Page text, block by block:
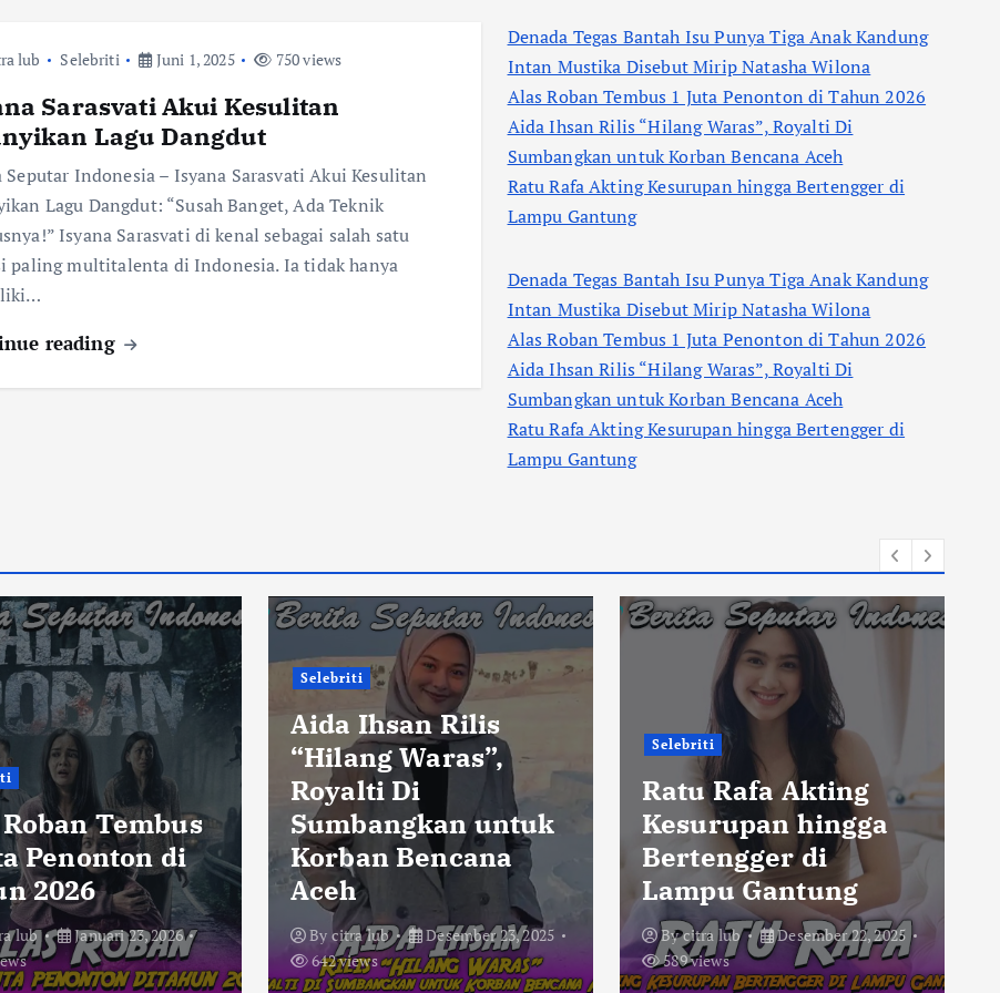
lub Selebriti Juni 1, 2025 750 views
Sarasvati Akui Kesulitan
Lagu Dangdut
Seputar Indonesia – Isyana Sarasvati Akui Kesulitan
Lagu Dangdut: “Susah Banget, Ada Teknik
Isyana Sarasvati di kenal sebagai salah satu
paling multitalenta di Indonesia. Ia tidak hanya
reading
Denada Tegas Bantah Isu Punya Tiga Anak Kandung
Intan Mustika Disebut Mirip Natasha Wilona
Alas Roban Tembus 1 Juta Penonton di Tahun 2026
Aida Ihsan Rilis “Hilang Waras”, Royalti Di
Sumbangkan untuk Korban Bencana Aceh
Ratu Rafa Akting Kesurupan hingga Bertengger di
Lampu Gantung
Denada Tegas Bantah Isu Punya Tiga Anak Kandung
Intan Mustika Disebut Mirip Natasha Wilona
Alas Roban Tembus 1 Juta Penonton di Tahun 2026
Aida Ihsan Rilis “Hilang Waras”, Royalti Di
Sumbangkan untuk Korban Bencana Aceh
Ratu Rafa Akting Kesurupan hingga Bertengger di
Lampu Gantung
Tembus
Penonton di
2026
lub
Januari 23, 2026
Selebriti
Aida Ihsan Rilis
“Hilang Waras”,
Royalti Di
Sumbangkan untuk
Korban Bencana
Aceh
By citra lub
Desember 23, 2025
642 views
Selebriti
Ratu Rafa Akting
Kesurupan hingga
Bertengger di
Lampu Gantung
Bycitra lub
Desember 22, 2025
589 views